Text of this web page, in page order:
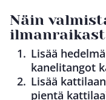
Näin
Lisää
kanelitangot
Lisää
pientä